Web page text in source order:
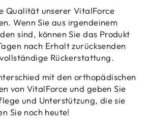
Qualität unserer VitalForce
Wenn Sie aus irgendeinem
sind, können Sie das Produkt
nach Erhalt zurücksenden
Rückerstattung.
mit den orthopädischen
von VitalForce und geben Sie
und Unterstützung, die sie
Sie noch heute!